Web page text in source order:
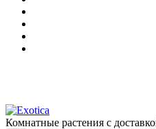
Комнатные растения с